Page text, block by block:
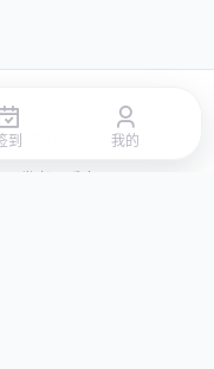
积分商城 站点地图
发者阿乐出品
到 我的